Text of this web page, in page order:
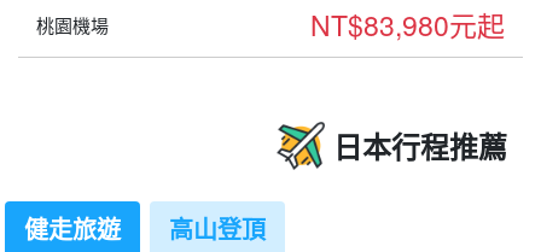
桃園機場 NT$83,980元起
日本行程推薦
健走旅遊 高山登頂